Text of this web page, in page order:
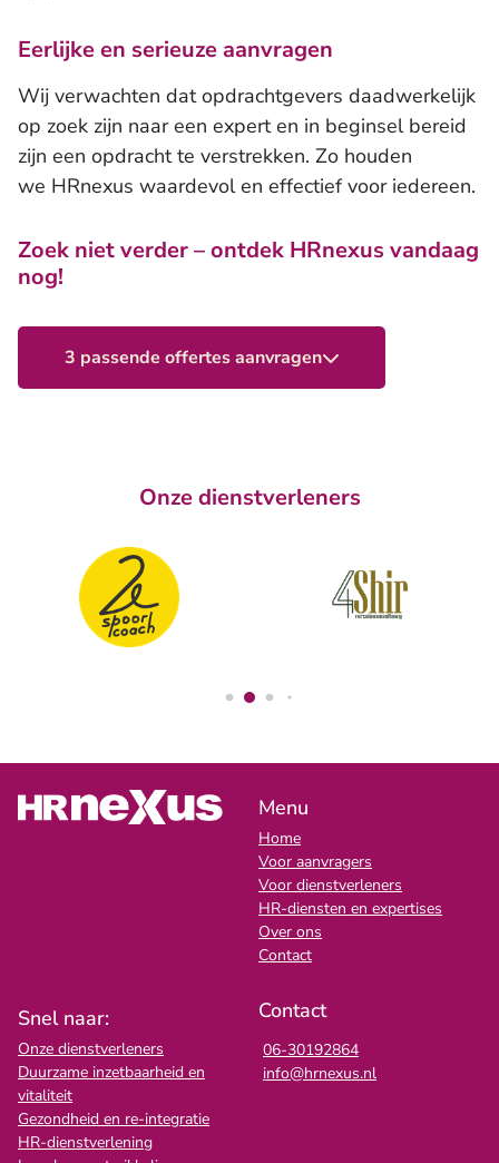
Eerlijke en serieuze aanvragen
Wij verwachten dat opdrachtgevers daadwerkelijk
op zoek zijn naar een expert en in beginsel bereid
zijn een opdracht te verstrekken. Zo houden
we HRnexus waardevol en effectief voor iedereen.
Zoek niet verder – ontdek HRnexus vandaag
nog!
3 passende offertes aanvragen
Onze dienstverleners
Menu
Home
Voor aanvragers
Voor dienstverleners
HR-diensten en expertises
Over ons
Contact
Snel naar:
Onze dienstverleners
Duurzame inzetbaarheid en
vitaliteit
Gezondheid en re-integratie
HR-dienstverlening
Contact
06-30192864
info@hrnexus.nl